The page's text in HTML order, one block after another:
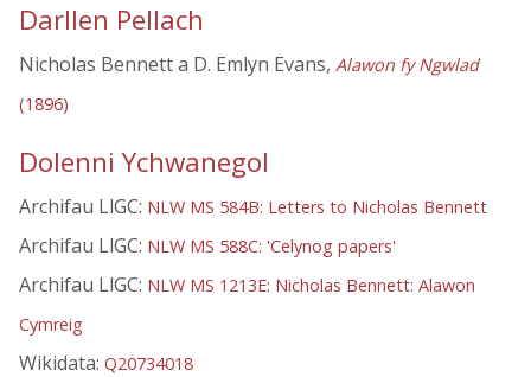
Darllen Pellach
Nicholas Bennett a D. Emlyn Evans, Alawon fy Ngwlad
(1896)
Dolenni Ychwanegol
Archifau LlGC: NLW MS 584B: Letters to Nicholas Bennett
Archifau LlGC: NLW MS 588C: 'Celynog papers'
Archifau LlGC: NLW MS 1213E: Nicholas Bennett: Alawon
Cymreig
Wikidata: Q20734018